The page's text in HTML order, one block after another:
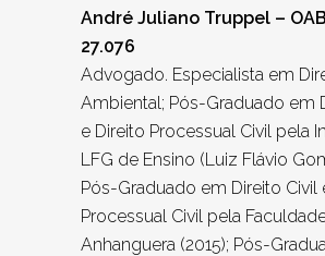
André Juliano Truppel –
27.076
Advogado. Especialista em
Ambiental; Pós-Graduado em
e Direito Processual Civil pela
LFG de Ensino (Luiz Flávio
Pós-Graduado em Direito Civil
Processual Civil pela
Anhanguera (2015); Pós-